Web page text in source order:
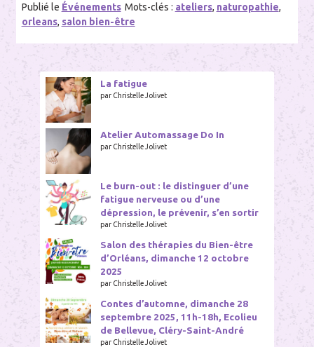
Campus
Mouillère
Publié le Événements Mots-clés : ateliers, naturopathie,
orleans, salon bien-être
La fatigue
par Christelle Jolivet
Atelier Automassage Do In
par Christelle Jolivet
Le burn-out : le distinguer d’une
fatigue nerveuse ou d’une
dépression, le prévenir, s’en sortir
par Christelle Jolivet
Salon des thérapies du Bien-être
d’Orléans, dimanche 12 octobre
2025
par Christelle Jolivet
Contes d’automne, dimanche 28
septembre 2025, 11h-18h, Ecolieu
de Bellevue, Cléry-Saint-André
par Christelle Jolivet